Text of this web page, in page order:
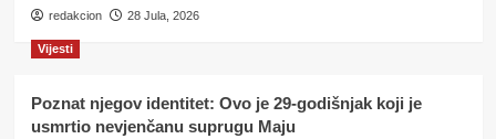
redakcion 28 Jula, 2026
Vijesti
Poznat njegov identitet: Ovo je 29-godišnjak koji je
usmrtio nevjenčanu suprugu Maju